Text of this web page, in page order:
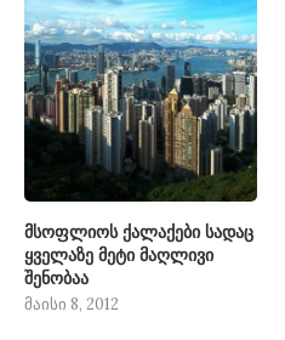
მსოფლიოს ქალაქები სადაც
ყველაზე მეტი მაღლივი
შენობაა
მაისი 8, 2012